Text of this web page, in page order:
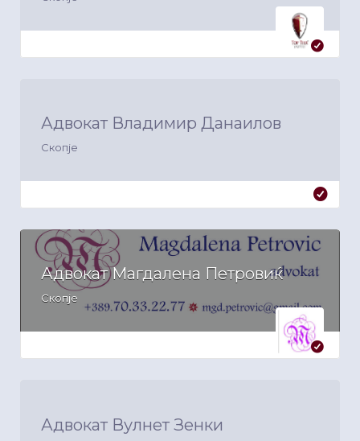
Адвокат Владимир Данаилов
Скопје
Адвокат Магдалена Петровиќ
Скопје
Адвокат Вулнет Зенки